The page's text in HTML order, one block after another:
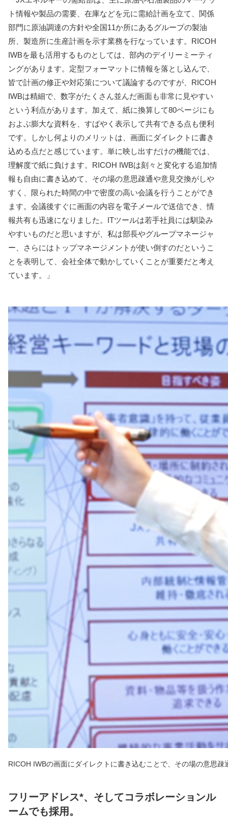
ト情報や製品の需要、在庫などを元に需給計画を立て、関係
部門に原油調達の方針や全国11か所にあるグループの製油
所、製造所に生産計画を示す業務を行なっています。RICOH
IWBを最も活用するものとしては、部内のデイリーミーティ
ングがあります。定型フォーマットに情報を落とし込んで、
皆で計画の修正や対応策について議論するのですが、RICOH
IWBは精細で、数字がたくさん並んだ画面も非常に見やすい
という利点があります。加えて、紙に換算して80ページにも
およぶ膨大な資料を、すばやく表示して共有できる点も便利
です。しかし何よりのメリットは、画面にダイレクトに書き
込める点だと感じています。単に映し出すだけの機能では、
理解度で紙に負けます。RICOH IWBは刻々と変化する追加情
報も自由に書き込めて、その場の意思疎通や意見交換がしや
すく、限られた時間の中で密度の高い会議を行うことができ
ます。会議後すぐに画面の内容を電子メールで送信でき、情
報共有も迅速になりました。ITツールは若手社員には馴染み
やすいものだと思いますが、私は部長やグループマネージャ
ー、さらにはトップマネージメントが使い倒すのだというこ
とを表明して、会社全体で動かしていくことが重要だと考え
ています。」
RICOH IWBの画面にダイレクトに書き込むことで、その場の意思
フリーアドレス*、そしてコラボレーションル
ームでも採用。